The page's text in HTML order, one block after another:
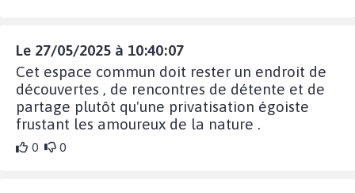
Le 27/05/2025 à 10:40:07
Cet espace commun doit rester un endroit de
découvertes , de rencontres de détente et de
partage plutôt qu'une privatisation égoiste
frustant les amoureux de la nature .
0 0